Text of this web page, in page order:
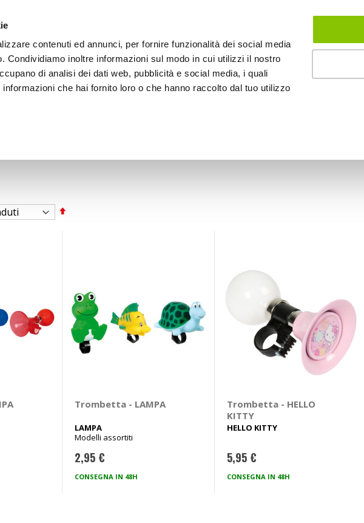
contenuti ed annunci, per fornire funzionalità dei social media
Condividiamo inoltre informazioni sul modo in cui utilizzi il nostro
di analisi dei dati web, pubblicità e social media, i quali
che hai fornito loro o che hanno raccolto dal tuo utilizzo
CONTATTACI
Imposta
Trombetta - LAMPA
LAMPA
Modelli assortiti
2,95 €
CONSEGNA IN 48H
Trombetta - HELLO
KITTY
HELLO KITTY
5,95 €
CONSEGNA IN 48H